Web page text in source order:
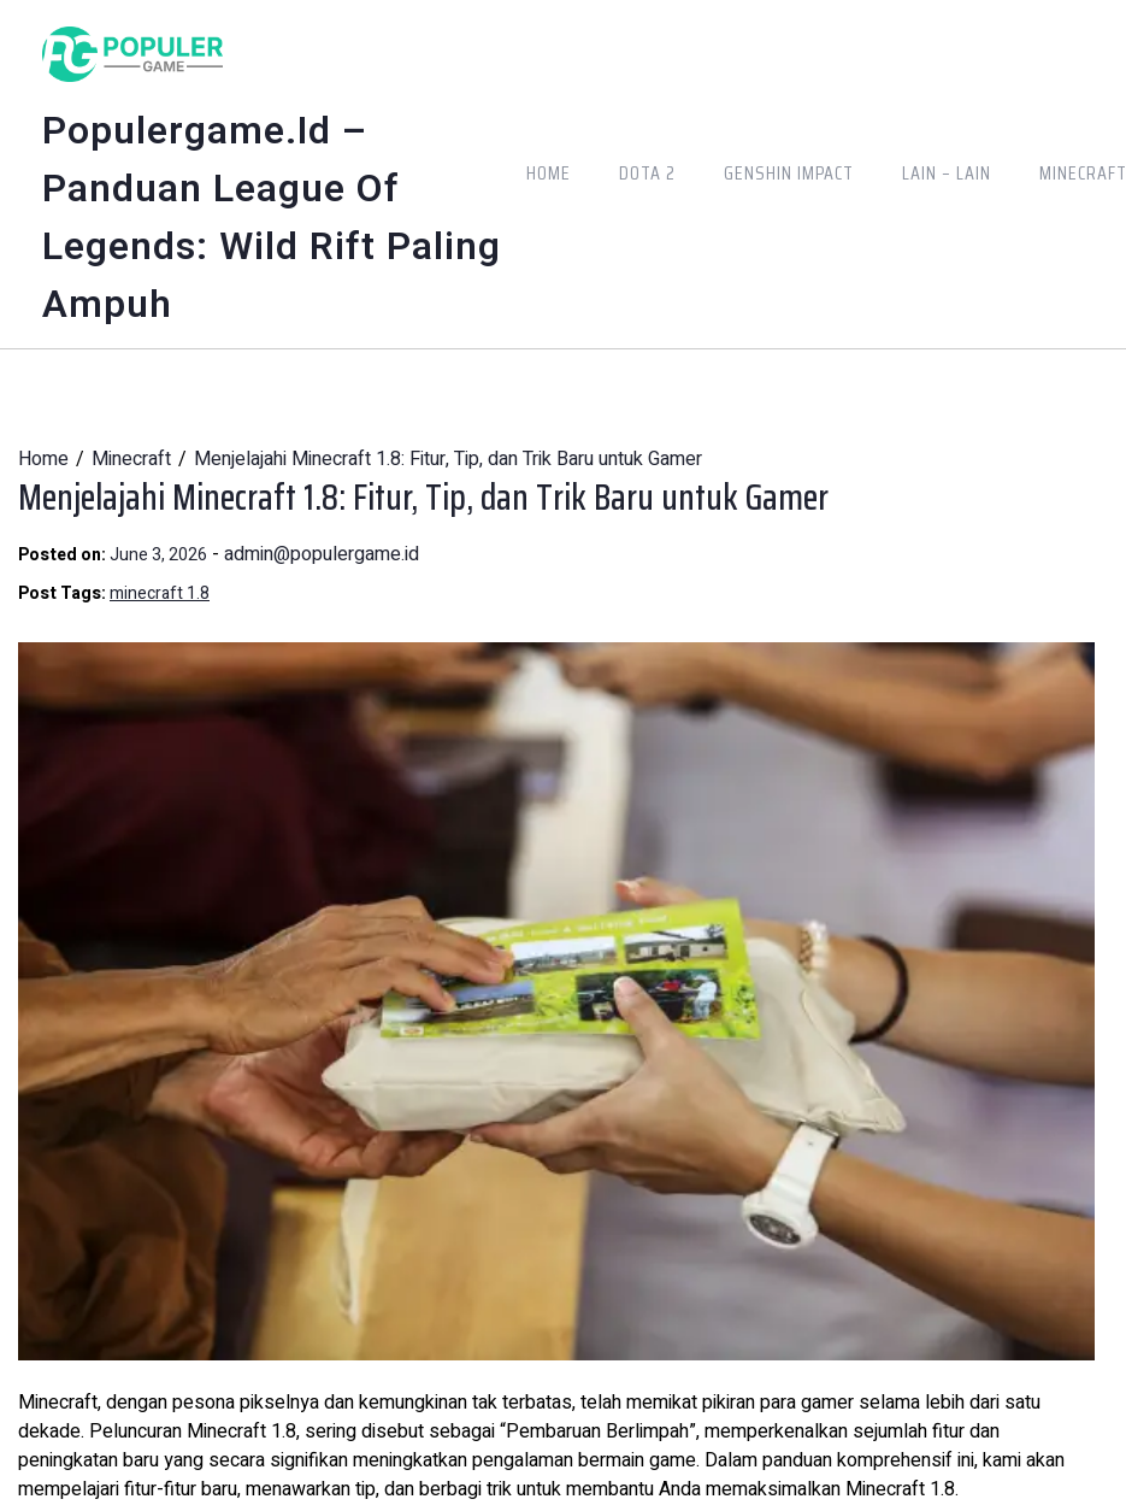
content
Populergame.id –
Panduan League Of
Legends: Wild Rift Paling
Ampuh
HOME DOTA 2 GENSHIN IMPACT LAIN – LAIN MINECRAFT
Home Minecraft Menjelajahi Minecraft 1.8: Fitur, Tip, dan Trik Baru untuk Gamer
Menjelajahi Minecraft 1.8: Fitur, Tip, dan Trik Baru untuk Gamer
Posted on:June 3, 2026 - admin@populergame.id
Post Tags:minecraft 1.8
Minecraft, dengan pesona pikselnya dan kemungkinan tak terbatas, telah memikat pikiran para gamer selama lebih dari satu
dekade. Peluncuran Minecraft 1.8, sering disebut sebagai “Pembaruan Berlimpah”, memperkenalkan sejumlah fitur dan
peningkatan baru yang secara signifikan meningkatkan pengalaman bermain game. Dalam panduan komprehensif ini, kami akan
mempelajari fitur-fitur baru, menawarkan tip, dan berbagi trik untuk membantu Anda memaksimalkan Minecraft 1.8.